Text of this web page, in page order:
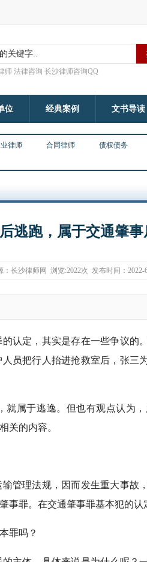
师 法律咨询 长沙律师咨询QQ
位 经典案例 文书导读
律师 合同律师 债权债务
逃跑，属于交通肇事
长沙律师网 浏览:2022次 发布时间：2022-
认定，其实是存在一些争议的
员把行人抬进抢救室后，张三
属于逃逸。但也有观点认为
关的内容。
管理法规，因而发生重大事故
罪。在交通肇事罪基本犯的认
罪吗？